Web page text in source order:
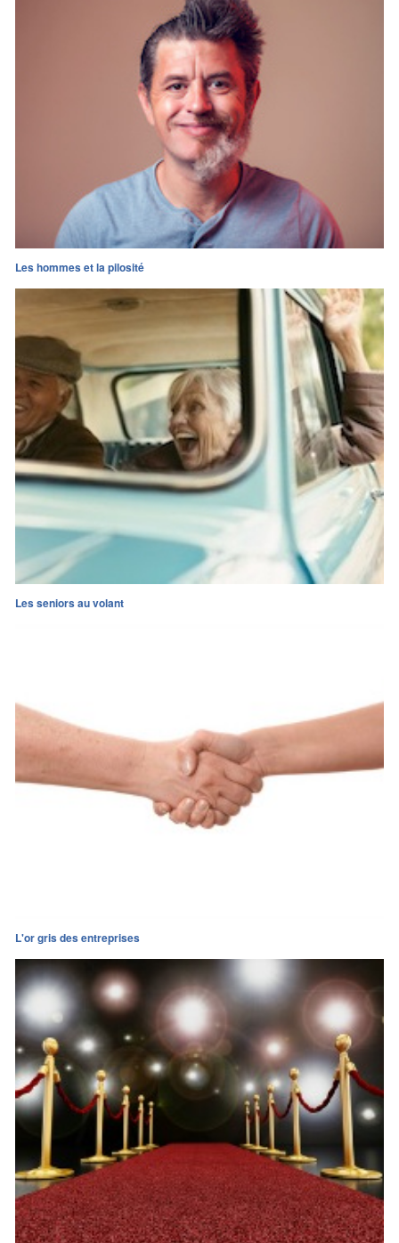
Les hommes et la pilosité
Les seniors au volant
L'or gris des entreprises